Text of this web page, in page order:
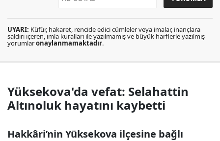
UYARI: Küfür, hakaret, rencide edici cümleler veya imalar, inançlara
saldırı içeren, imla kuralları ile yazılmamış ve büyük harflerle yazılmış
yorumlaronaylanmamaktadır.
Yüksekova'da vefat: Selahattin
Altınoluk hayatını kaybetti
Hakkâri’nin Yüksekova ilçesine bağlı